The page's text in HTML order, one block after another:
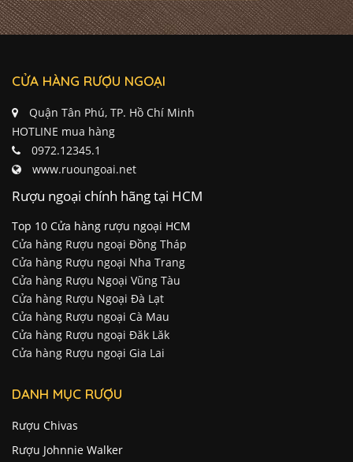
CỬA HÀNG RƯỢU NGOẠI
Quận Tân Phú, TP. Hồ Chí Minh
HOTLINE mua hàng
0972.12345.1
www.ruoungoai.net
Rượu ngoại chính hãng tại HCM
Top 10 Cửa hàng rượu ngoại HCM
Cửa hàng Rượu ngoại Đồng Tháp
Cửa hàng Rượu ngoại Nha Trang
Cửa hàng Rượu Ngoại Vũng Tàu
Cửa hàng Rượu Ngoại Đà Lạt
Cửa hàng Rượu ngoại Cà Mau
Cửa hàng Rượu ngoại Đăk Lăk
Cửa hàng Rượu ngoại Gia Lai
DANH MỤC RƯỢU
Rượu Chivas
Rượu Johnnie Walker